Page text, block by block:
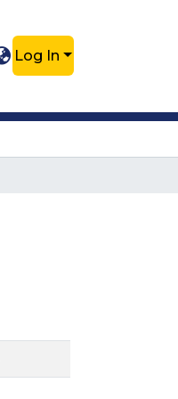
Log In